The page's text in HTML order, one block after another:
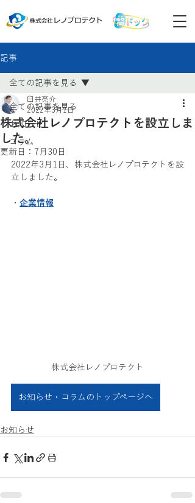
記事
全ての記事を見る
お知らせ
コラム
全ての記事を見る
株式会社レノプロテクトを設立しま
した。
臼井亮介
2022年3月1日
更新日：
7月30日
2022年3月1日、株式会社レノプロテクトを設
立しました。
・ 企業情報
株式会社レノプロテクト
お知らせ・コラムのトップページへ
お知らせ